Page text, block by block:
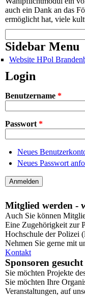
auch ein Dank an das
ermöglicht hat, viele
Sidebar Menu
Website HPol
Login
Benutzername *
Passwort *
Neues
Neues Passwort
Mitglied werden -
Auch Sie können
Eine Zugehörigkeit zur
Hochschule der Polizei
Nehmen Sie gerne mit
Kontakt
Sponsoren gesucht
Sie möchten Projekte
Sie möchten Ihre
Veranstaltungen, auf